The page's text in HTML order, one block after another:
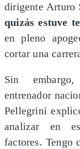
dirigente Arturo
quizás estuve
en pleno
cortar una
Sin
entrenador
Pellegrini
analizar en
factores. Tengo